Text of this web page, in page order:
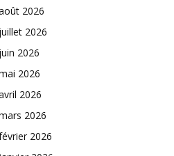
2026
2026
2026
2026
2026
2026
2026